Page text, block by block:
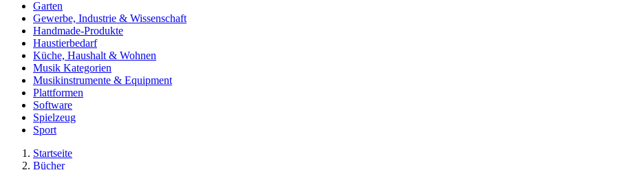
Garten
Gewerbe, Industrie & Wissenschaft
Handmade-Produkte
Haustierbedarf
Küche, Haushalt & Wohnen
Musik Kategorien
Musikinstrumente & Equipment
Plattformen
Software
Spielzeug
Sport
Startseite
Bücher